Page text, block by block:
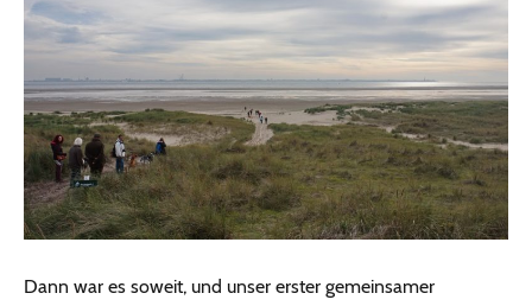
Dann war es soweit, und unser erster gemeinsamer